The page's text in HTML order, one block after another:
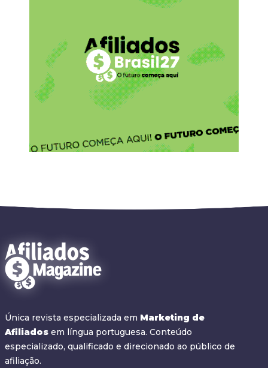
Única revista especializada em Marketing de
Afiliados em língua portuguesa. Conteúdo
especializado, qualificado e direcionado ao público de
afiliação.